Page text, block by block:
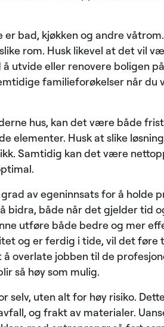
bad, kjøkken og andre
rom. Husk likevel at det vil
utvide eller renovere boligen
familieforøkelser når du
hus, kan det være både
elementer. Husk at slike
Samtidig kan det være
av egeninnsats for å holde
bidra, både når det gjelder tid
utføre både bedre og mer
og er ferdig i tide, vil det føre
overlate jobben til de
så høy som mulig.
selv, uten alt for høy risiko.
og frakt av materialer.